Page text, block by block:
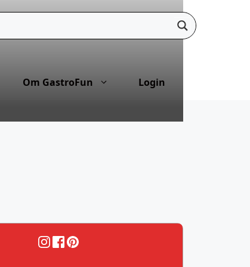
Om GastroFun Login